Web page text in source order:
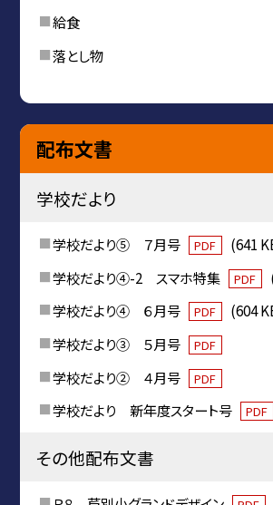
給食
落とし物
配布文書
学校だより
学校だより⑤ ７月号 PDF
(641
学校だより④-2 スマホ特集
PDF
学校だより④ ６月号
PDF
(604
学校だより③ ５月号
PDF
学校だより② ４月号 PDF
学校だより 新年度スタート号 PDF
その他配布文書